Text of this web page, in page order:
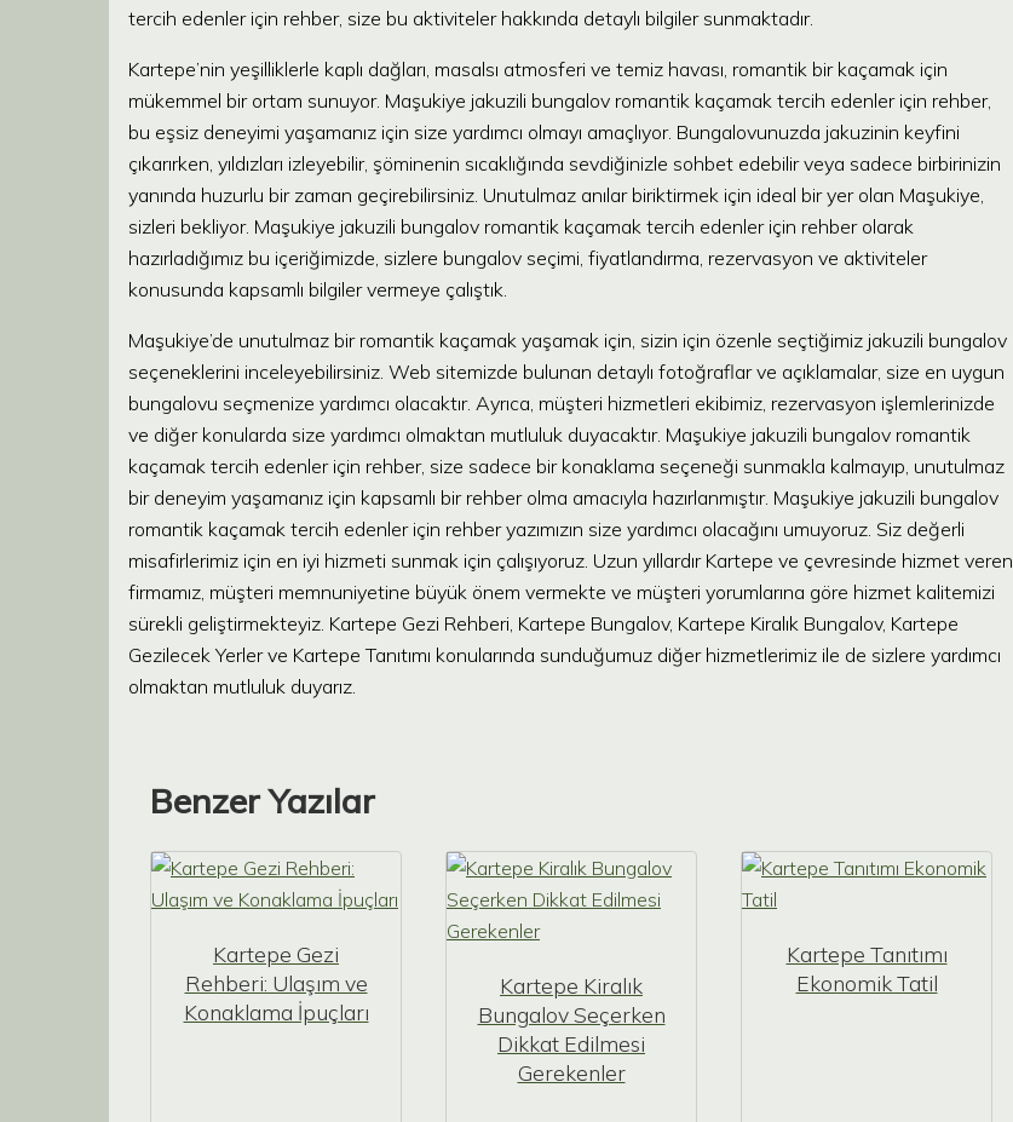
tercih edenler için rehber, size bu aktiviteler hakkında detaylı bilgiler sunmaktadır.
Kartepe’nin yeşilliklerle kaplı dağları, masalsı atmosferi ve temiz havası, romantik bir kaçamak için
mükemmel bir ortam sunuyor. Maşukiye jakuzili bungalov romantik kaçamak tercih edenler için rehber,
bu eşsiz deneyimi yaşamanız için size yardımcı olmayı amaçlıyor. Bungalovunuzda jakuzinin keyfini
çıkarırken, yıldızları izleyebilir, şöminenin sıcaklığında sevdiğinizle sohbet edebilir veya sadece birbirinizin
yanında huzurlu bir zaman geçirebilirsiniz. Unutulmaz anılar biriktirmek için ideal bir yer olan Maşukiye,
sizleri bekliyor. Maşukiye jakuzili bungalov romantik kaçamak tercih edenler için rehber olarak
hazırladığımız bu içeriğimizde, sizlere bungalov seçimi, fiyatlandırma, rezervasyon ve aktiviteler
konusunda kapsamlı bilgiler vermeye çalıştık.
Maşukiye’de unutulmaz bir romantik kaçamak yaşamak için, sizin için özenle seçtiğimiz jakuzili bungalov
seçeneklerini inceleyebilirsiniz. Web sitemizde bulunan detaylı fotoğraflar ve açıklamalar, size en uygun
bungalovu seçmenize yardımcı olacaktır. Ayrıca, müşteri hizmetleri ekibimiz, rezervasyon işlemlerinizde
ve diğer konularda size yardımcı olmaktan mutluluk duyacaktır. Maşukiye jakuzili bungalov romantik
kaçamak tercih edenler için rehber, size sadece bir konaklama seçeneği sunmakla kalmayıp, unutulmaz
bir deneyim yaşamanız için kapsamlı bir rehber olma amacıyla hazırlanmıştır. Maşukiye jakuzili bungalov
romantik kaçamak tercih edenler için rehber yazımızın size yardımcı olacağını umuyoruz. Siz değerli
misafirlerimiz için en iyi hizmeti sunmak için çalışıyoruz. Uzun yıllardır Kartepe ve çevresinde hizmet veren
firmamız, müşteri memnuniyetine büyük önem vermekte ve müşteri yorumlarına göre hizmet kalitemizi
sürekli geliştirmekteyiz. Kartepe Gezi Rehberi, Kartepe Bungalov, Kartepe Kiralık Bungalov, Kartepe
Gezilecek Yerler ve Kartepe Tanıtımı konularında sunduğumuz diğer hizmetlerimiz ile de sizlere yardımcı
olmaktan mutluluk duyarız.
Benzer Yazılar
Kartepe Gezi
Rehberi: Ulaşım ve
Konaklama İpuçları
Kartepe Kiralık
Bungalov Seçerken
Dikkat Edilmesi
Gerekenler
Kartepe Tanıtımı
Ekonomik Tatil